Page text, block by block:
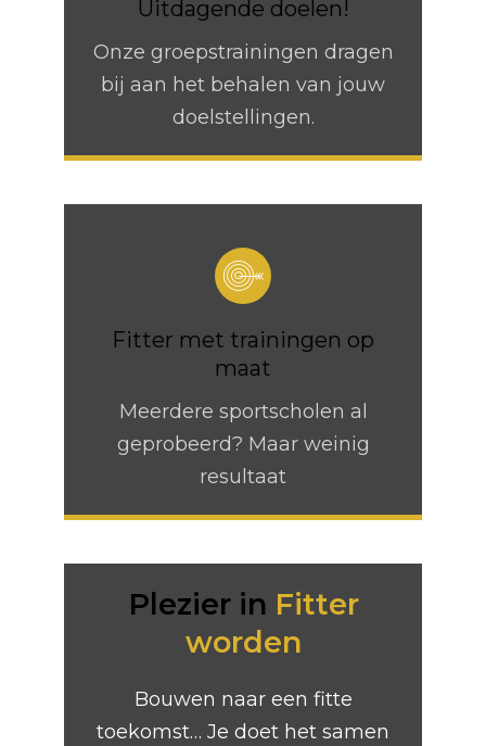
Uitdagende doelen!
Onze groepstrainingen dragen
bij aan het behalen van jouw
doelstellingen.
Fitter met trainingen op
maat
Meerdere sportscholen al
geprobeerd? Maar weinig
resultaat
Plezier in Fitter
worden
Bouwen naar een fitte
toekomst… Je doet het samen